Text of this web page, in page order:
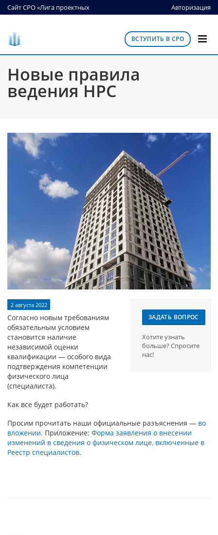
Сайт СРО «Лига проектных
организаций»
Авторизация
ВСТУПИТЬ В СРО
Новые правила
ведения НРС
ЗАДАТЬ ВОПРОС
Хотите узнать
больше? Cпросите
нас!
2 августа 2022
Согласно новым требованиям
обязательным условием
становится наличие
независимой оценки
квалификации — особого вида
подтверждения компетенции
физического лица
(специалиста).
Как все будет работать?
Просим прочитать наши официальные разъяснения — во
вложении. Приложение: Форма заявления о внесении
изменений в сведения о физическом лице, включенные в
Реестр специалистов.